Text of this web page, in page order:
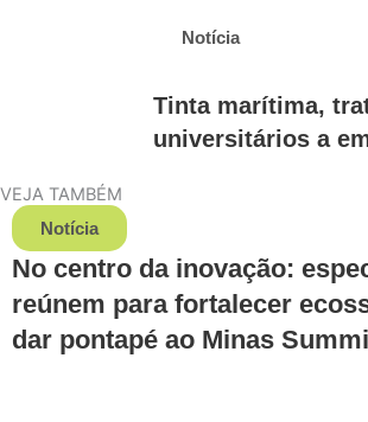
Notícia
Tinta marítima,
universitários a
VEJA TAMBÉM
Notícia
No centro da inovação:
reúnem para fortalecer
dar pontapé ao Minas